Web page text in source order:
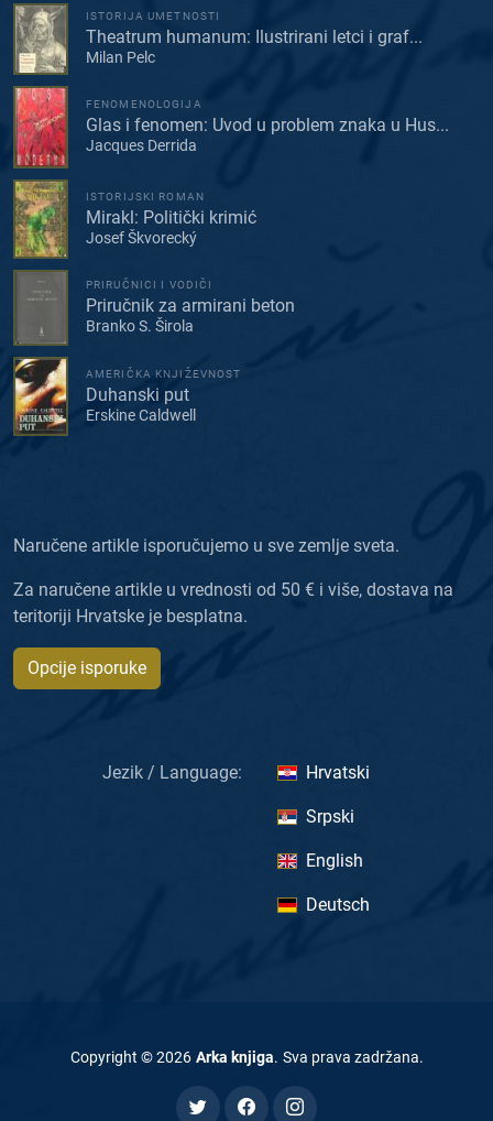
ISTORIJA UMETNOSTI
Theatrum humanum: Ilustrirani letci i graf...
Milan Pelc
FENOMENOLOGIJA
Glas i fenomen: Uvod u problem znaka u Hus...
Jacques Derrida
ISTORIJSKI ROMAN
Mirakl: Politički krimić
Josef Škvorecký
PRIRUČNICI I VODIČI
Priručnik za armirani beton
Branko S. Širola
AMERIČKA KNJIŽEVNOST
Duhanski put
Erskine Caldwell
Naručene artikle isporučujemo u sve zemlje sveta.
Za naručene artikle u vrednosti od 50 € i više, dostava na
teritoriji Hrvatske je besplatna.
Opcije isporuke
Jezik / Language: Hrvatski
Srpski
English
Deutsch
Copyright ©2026 Arka knjiga. Sva prava zadržana.